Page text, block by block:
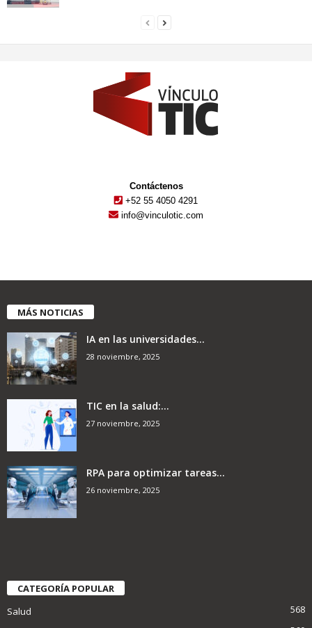
Contáctenos
+52 55 4050 4291
info@vinculotic.com
MÁS NOTICIAS
IA en las universidades...
28 noviembre, 2025
TIC en la salud:...
27 noviembre, 2025
RPA para optimizar tareas...
26 noviembre, 2025
CATEGORÍA POPULAR
Salud
568